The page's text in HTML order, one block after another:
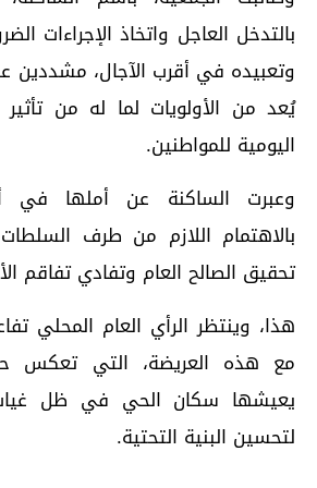
بالتدخل العاجل واتخاذ الإجراءات
وتعبيده في أقرب الآجال، مشددين
يُعد من الأولويات لما له من
اليومية للمواطنين.
وعبرت الساكنة عن أملها
بالاهتمام اللازم من طرف
تحقيق الصالح العام وتفادي تفاقم
هذا، وينتظر الرأي العام المحلي
مع هذه العريضة، التي تعكس
يعيشها سكان الحي في ظل غياب
لتحسين البنية التحتية.